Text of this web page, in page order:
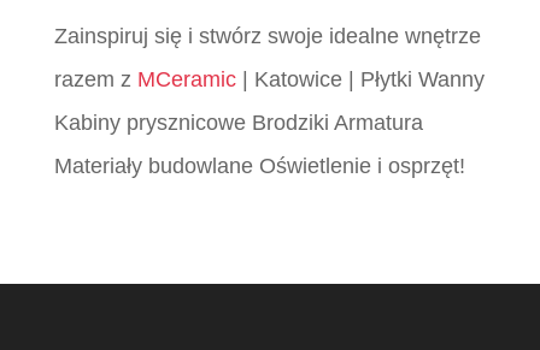
Zainspiruj się i stwórz swoje idealne wnętrze
razem z MCeramic| Katowice | Płytki Wanny
Kabiny prysznicowe Brodziki Armatura
Materiały budowlane Oświetlenie i osprzęt!